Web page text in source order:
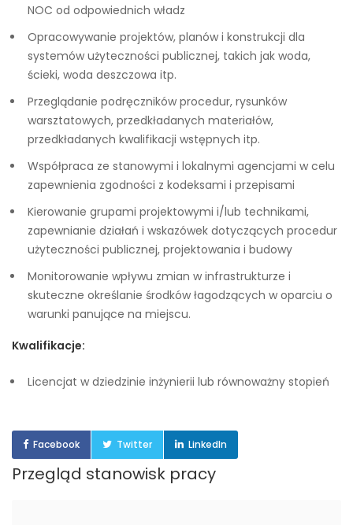
NOC od odpowiednich władz
Opracowywanie projektów, planów i konstrukcji dla
systemów użyteczności publicznej, takich jak woda,
ścieki, woda deszczowa itp.
Przeglądanie podręczników procedur, rysunków
warsztatowych, przedkładanych materiałów,
przedkładanych kwalifikacji wstępnych itp.
Współpraca ze stanowymi i lokalnymi agencjami w celu
zapewnienia zgodności z kodeksami i przepisami
Kierowanie grupami projektowymi i/lub technikami,
zapewnianie działań i wskazówek dotyczących procedur
użyteczności publicznej, projektowania i budowy
Monitorowanie wpływu zmian w infrastrukturze i
skuteczne określanie środków łagodzących w oparciu o
warunki panujące na miejscu.
Kwalifikacje:
Licencjat w dziedzinie inżynierii lub równoważny stopień
Facebook Twitter LinkedIn
Przegląd stanowisk pracy